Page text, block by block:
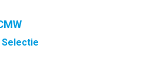
Selectie